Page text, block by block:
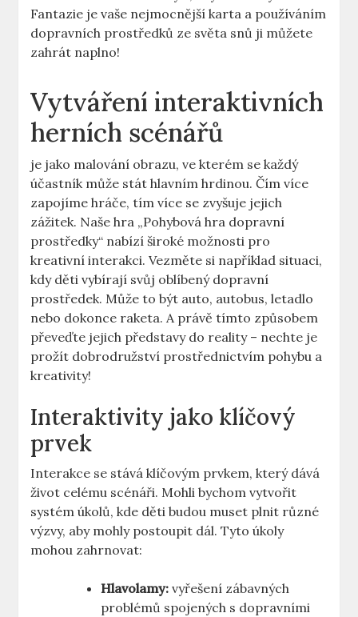
Fantazie je vaše nejmocnější karta a používáním
dopravních prostředků ze světa snů ji můžete
zahrát naplno!
Vytváření interaktivních
herních scénářů
je jako malování obrazu, ve kterém se každý
účastník může stát hlavním hrdinou. Čím více
zapojíme hráče, tím více se zvyšuje jejich
zážitek. Naše hra „Pohybová hra dopravní
prostředky“ nabízí široké možnosti pro
kreativní interakci. Vezměte si například situaci,
kdy děti vybírají svůj oblíbený dopravní
prostředek. Může to být auto, autobus, letadlo
nebo dokonce raketa. A právě tímto způsobem
převeďte jejich představy do reality – nechte je
prožít dobrodružství prostřednictvím pohybu a
kreativity!
Interaktivity jako klíčový
prvek
Interakce se stává klíčovým prvkem, který dává
život celému scénáři. Mohli bychom vytvořit
systém úkolů, kde děti budou muset plnit různé
výzvy, aby mohly postoupit dál. Tyto úkoly
mohou zahrnovat:
Hlavolamy: vyřešení zábavných
problémů spojených s dopravními